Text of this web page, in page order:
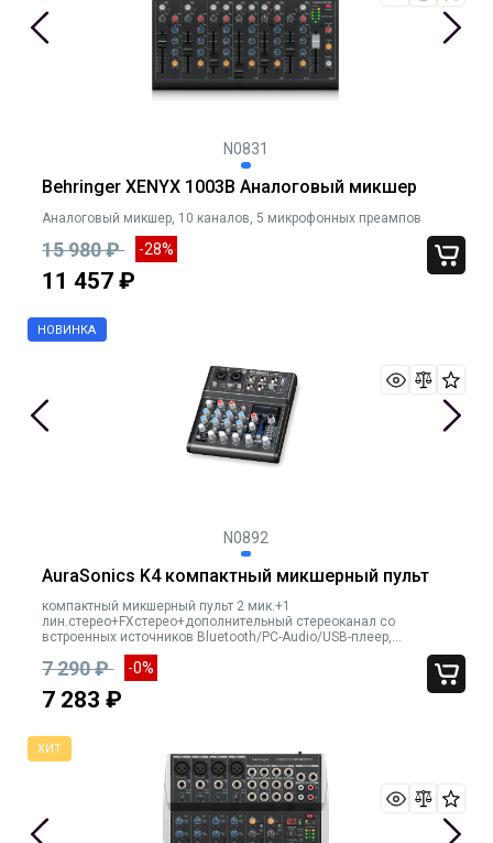
N0831
Behringer XENYX 1003B Аналоговый микшер
Аналоговый микшер, 10 каналов, 5 микрофонных преампов
15 980 ₽ -28%
11 457 ₽
N0892
AuraSonics K4 компактный микшерный пульт
компактный микшерный пульт 2 мик.+1
лин.стерео+FXстерео+дополнительный стереоканал со
встроенных источников Bluetooth/PC-Audio/USB-плеер,
параметрический эквалайзер FlexiEQ
7 290 ₽ -0%
7 283 ₽